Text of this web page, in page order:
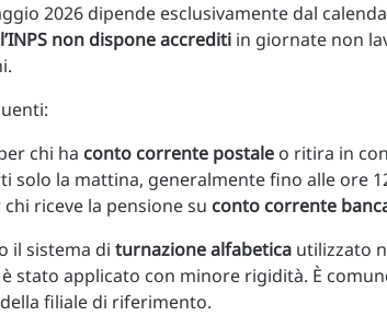
2026 dipende esclusivamente dal
non dispone accrediti in giornate non
chi ha conto corrente postale o ritira in
solo la mattina, generalmente fino alle ore
riceve la pensione su conto corrente
il sistema di turnazione alfabetica utilizzato
stato applicato con minore rigidità. È
filiale di riferimento.